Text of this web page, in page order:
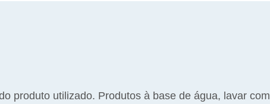
produto utilizado. Produtos à base de água, lavar com